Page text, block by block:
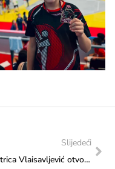
Slijedeći
Ministrica Vlaisavljević otvorila 4. Međunarodni trijenale grafike u Livnu